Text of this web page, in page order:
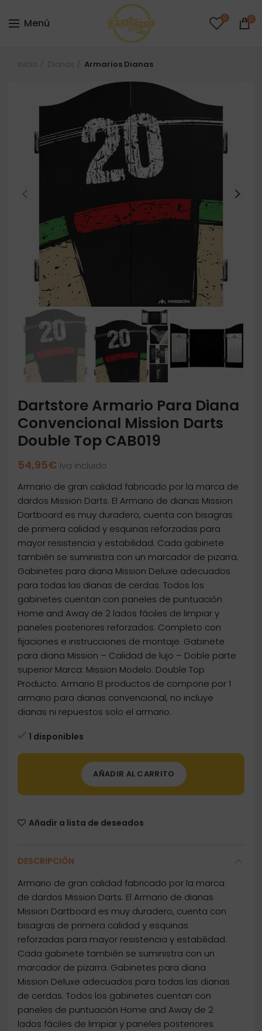
Menú 0 0
Inicio Dianas Armarios Dianas
Dartstore Armario Para Diana
Convencional Mission Darts
Double Top CAB019
54,95€ Iva incluido
Armario de gran calidad fabricado por la marca de
dardos Mission Darts. El Armario de dianas Mission
Dartboard es muy duradero, cuenta con bisagras
de primera calidad y esquinas reforzadas para
mayor resistencia y estabilidad. Cada gabinete
también se suministra con un marcador de pizarra.
Gabinetes para diana Mission Deluxe adecuados
para todas las dianas de cerdas. Todos los
gabinetes cuentan con paneles de puntuación
Home and Away de 2 lados fáciles de limpiar y
paneles posteriores reforzados. Completo con
fijaciones e instrucciones de montaje. Gabinete
para diana Mission – Calidad de lujo – Doble parte
superior Marca: Mission Modelo: Double Top
Producto: Armario El productos de compone por 1
armario para dianas convencional, no incluye
dianas ni repuestos solo el armario.
1 disponibles
AÑADIR AL CARRITO
Añadir a lista de deseados
DESCRIPCIÓN
Armario de gran calidad fabricado por la marca
de dardos Mission Darts. El Armario de dianas
Mission Dartboard es muy duradero, cuenta con
bisagras de primera calidad y esquinas
reforzadas para mayor resistencia y estabilidad.
Cada gabinete también se suministra con un
marcador de pizarra. Gabinetes para diana
Mission Deluxe adecuados para todas las dianas
de cerdas. Todos los gabinetes cuentan con
paneles de puntuación Home and Away de 2
lados fáciles de limpiar y paneles posteriores